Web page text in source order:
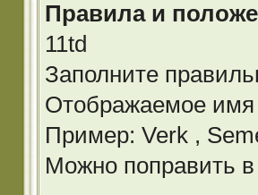
Правила и
11td
Заполните
Отображаемое
Пример: Verk ,
Можно